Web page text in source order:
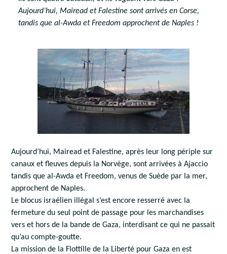
Aujourd’hui, Mairead et Falestine sont arrivés en Corse,
tandis que al-Awda et Freedom approchent de Naples !
Aujourd’hui, Mairead et Falestine, après leur long périple sur
canaux et fleuves depuis la Norvège, sont arrivées à Ajaccio
tandis que al-Awda et Freedom, venus de Suède par la mer,
approchent de Naples.
Le blocus israélien illégal s’est encore resserré avec la
fermeture du seul point de passage pour les marchandises
vers et hors de la bande de Gaza, interdisant ce qui ne passait
qu’au compte-goutte.
La mission de la Flottille de la Liberté pour Gaza en est